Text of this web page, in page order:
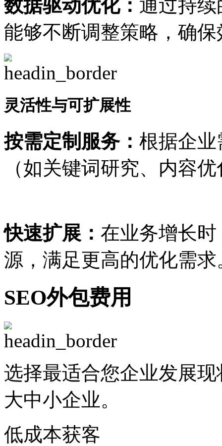
数据驱动优化： 通过持
能够不断调整策略，确
灵活性与可扩展性
按需定制服务： 根据企业
（如关键词研究、内容
快速扩展： 在业务增长
源，满足更高的优化需求
SEO外包费用
选择最适合您企业发展
大中小企业。
低成本获客